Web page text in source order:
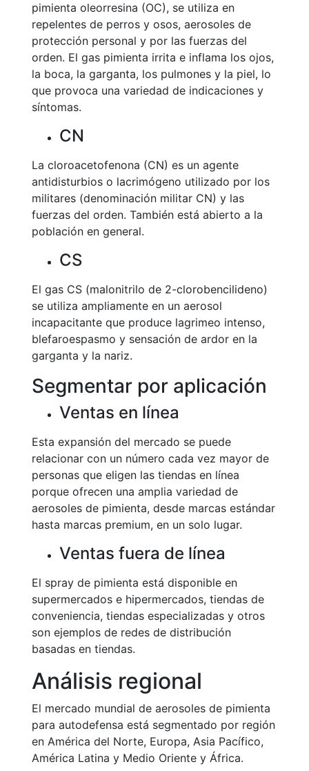
pimienta oleorresina (OC), se utiliza en
repelentes de perros y osos, aerosoles de
protección personal y por las fuerzas del
orden. El gas pimienta irrita e inflama los ojos,
la boca, la garganta, los pulmones y la piel, lo
que provoca una variedad de indicaciones y
síntomas.
CN
La cloroacetofenona (CN) es un agente
antidisturbios o lacrimógeno utilizado por los
militares (denominación militar CN) y las
fuerzas del orden. También está abierto a la
población en general.
CS
El gas CS (malonitrilo de 2-clorobencilideno)
se utiliza ampliamente en un aerosol
incapacitante que produce lagrimeo intenso,
blefaroespasmo y sensación de ardor en la
garganta y la nariz.
Segmentar por aplicación
Ventas en línea
Esta expansión del mercado se puede
relacionar con un número cada vez mayor de
personas que eligen las tiendas en línea
porque ofrecen una amplia variedad de
aerosoles de pimienta, desde marcas estándar
hasta marcas premium, en un solo lugar.
Ventas fuera de línea
El spray de pimienta está disponible en
supermercados e hipermercados, tiendas de
conveniencia, tiendas especializadas y otros
son ejemplos de redes de distribución
basadas en tiendas.
Análisis regional
El mercado mundial de aerosoles de pimienta
para autodefensa está segmentado por región
en América del Norte, Europa, Asia Pacífico,
América Latina y Medio Oriente y África.